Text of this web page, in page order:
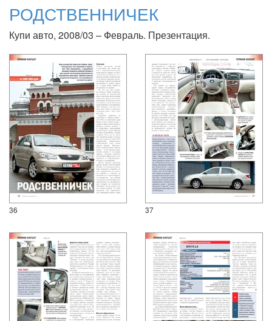
РОДСТВЕННИЧЕК
Купи авто, 2008/03 – Февраль. Презентация.
36 37